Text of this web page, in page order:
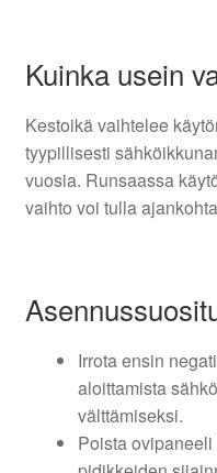
Kuinka usein
Kestoikä vaihtelee
tyypillisesti
vuosia. Runsaassa
vaihto voi tulla
Irrota ensin
aloittamista
välttämiseksi.
Poista